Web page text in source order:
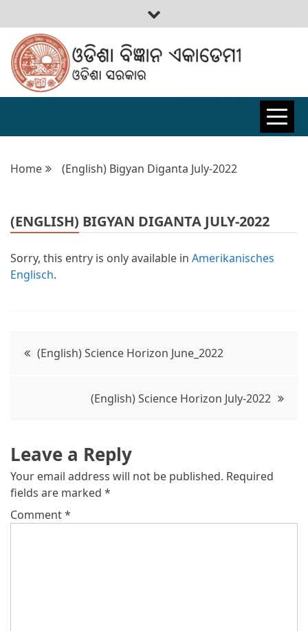
ODISHA
BIGYAN
ACADEMY
Home (English) Bigyan Diganta July-2022
(ENGLISH) BIGYAN DIGANTA JULY-2022
Sorry, this entry is only available in Amerikanisches
Englisch.
Post
(English) Science Horizon June_2022
(English) Science Horizon July-2022
Leave a Reply
Your email address will not be published. Required
fields are marked *
Comment*